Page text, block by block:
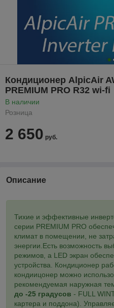
Кондиционер AlpicAir
PREMIUM PRO R32 wi-fi
В наличии
Розница
2 650 руб.
Описание
Тихие и эффективные
серии PREMIUM PRO
климат в помещении, не
энергии.Есть возможность
режимов, а LED экран
устройства. Кондиционер
кондиицонер можно
рекомендуемая наружная
до -25 градусов - FULL
картера и поддона).